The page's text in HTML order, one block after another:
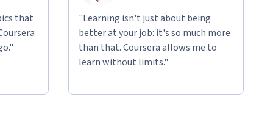
that
"Learning isn't just about being
better at your job: it's so much more
than that. Coursera allows me to
learn without limits."